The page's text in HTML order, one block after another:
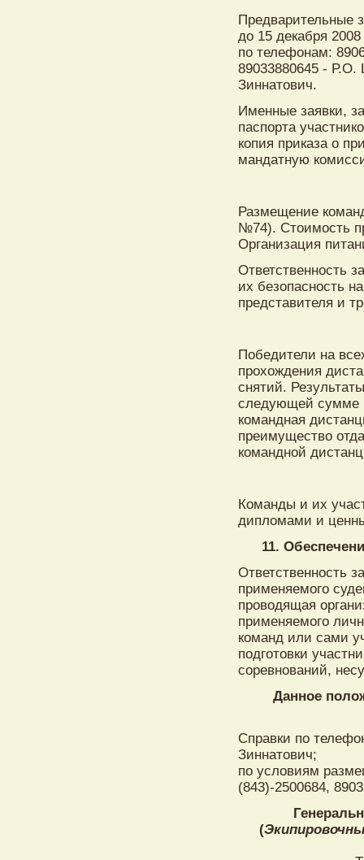
Предварительные
до 15 декабря
по телефонам:
89033880645 -
Зиннатович.
Именные заявки,
паспорта
копия приказа о
мандатную
Размещение
№74). Стоимость
Организация
Ответственность
их безопасность
представителя и
Победители на
прохождения
снятий.
следующей сумме
командная
преимущество
командной
Команды и их
дипломами и
11.
Ответственность
применяемого
проводящая
применяемого
команд или сами
подготовки
соревнований,
Данное
Справки по
Зиннатович;
по условиям
(843)-2500684,
(